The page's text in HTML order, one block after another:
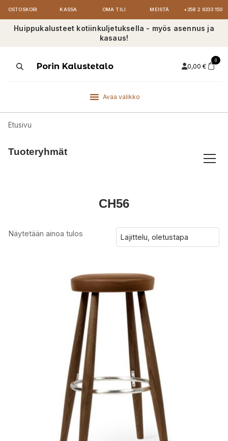
OSTOSKORI KASSA OMA TILI MEISTÄ +358 2 6333 150
Huippukalusteet kotiinkuljetuksella - myös asennus ja
kasaus!
ProductsPorin Kalustetalo 0,00 €
0
Avaa valikko
Etusivu
Tuoteryhmät
CH56
Näytetään ainoa tulos